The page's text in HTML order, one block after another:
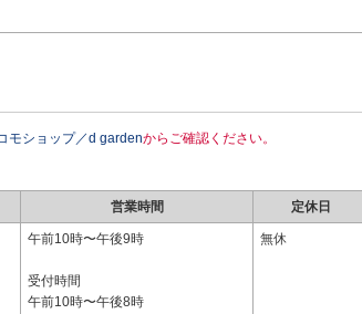
モショップ／d gardenからご確認ください。
営業時間 定休日
午前10時〜午後9時
受付時間
午前10時〜午後8時
無休